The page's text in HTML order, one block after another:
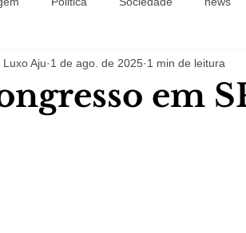
em
Luxo Aju 1 de ago. de 2025 1 min de leitura